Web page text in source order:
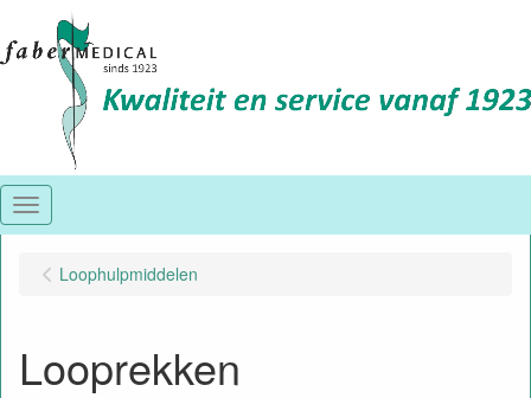
Menu
Loophulpmiddelen
Looprekken